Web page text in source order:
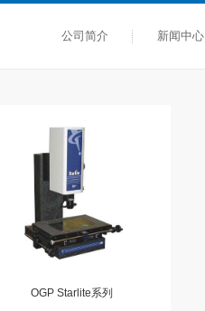
公司简介 新闻中心
OGP Starlite系列